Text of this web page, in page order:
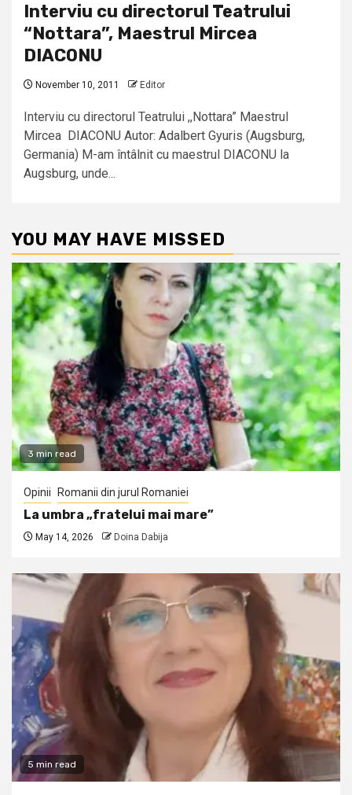
Interviu cu directorul Teatrului
“Nottara”, Maestrul Mircea
DIACONU
November 10, 2011 Editor
Interviu cu directorul Teatrului ,,Nottara” Maestrul
Mircea DIACONU Autor: Adalbert Gyuris (Augsburg,
Germania) M-am întâlnit cu maestrul DIACONU la
Augsburg, unde...
YOU MAY HAVE MISSED
3 min read
Opinii Romanii din jurul Romaniei
La umbra „fratelui mai mare”
May 14, 2026 Doina Dabija
5 min read